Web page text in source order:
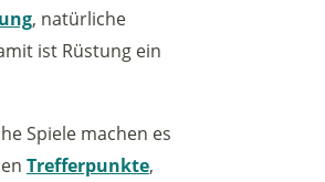
, natürliche
ist Rüstung ein
Spiele machen es
Trefferpunkte,